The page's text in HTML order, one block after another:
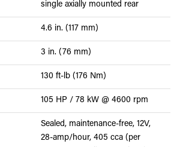
single axially mounted rear
4.6 in. (117 mm)
3 in. (76 mm)
130 ft-lb (176 Nm)
105 HP / 78 kW @ 4600 rpm
Sealed, maintenance-free, 12V,
28-amp/hour, 405 cca (per